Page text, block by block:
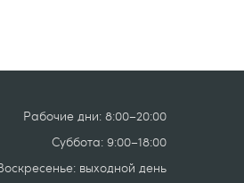
Рабочие дни: 8:00–20:00
Суббота: 9:00–18:00
выходной день